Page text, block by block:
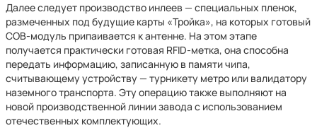
Далее следует производство инлеев — специальных пленок,
размеченных под будущие карты «Тройка», на которых готовый
COB-модуль припаивается к антенне. На этом этапе
получается практически готовая RFID-метка, она способна
передать информацию, записанную в памяти чипа,
считывающему устройству — турникету метро или валидатору
наземного транспорта. Эту операцию также выполняют на
новой производственной линии завода с использованием
отечественных комплектующих.